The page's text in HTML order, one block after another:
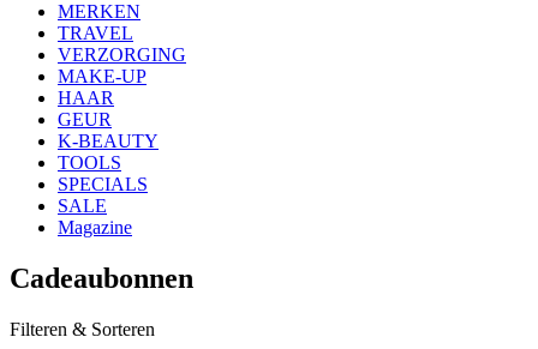
MERKEN
TRAVEL
VERZORGING
MAKE-UP
HAAR
GEUR
K-BEAUTY
TOOLS
SPECIALS
SALE
Magazine
Cadeaubonnen
Filteren & Sorteren